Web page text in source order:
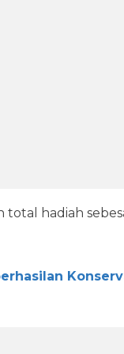
hadiah